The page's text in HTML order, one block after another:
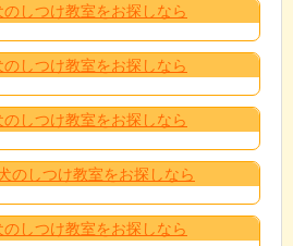
しつけ教室をお探しなら
しつけ教室をお探しなら
しつけ教室をお探しなら
のしつけ教室をお探しなら
しつけ教室をお探しなら